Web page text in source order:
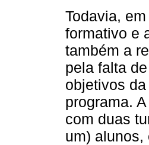
Todavia,
formativo e
também a
pela falta
objetivos
programa.
com duas
um) alunos,